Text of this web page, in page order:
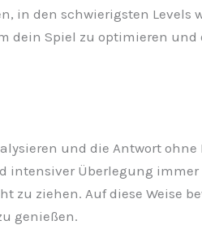
in den schwierigsten Levels
dein Spiel zu optimieren
und die Antwort
intensiver Überlegung
zu ziehen. Auf diese Weise
genießen.